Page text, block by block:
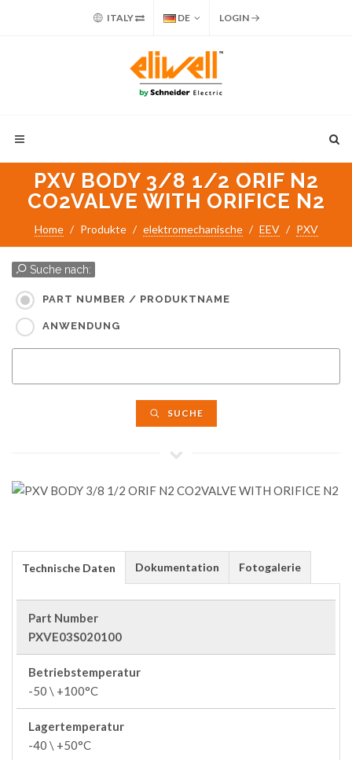
ITALY DE LOGIN
PXV BODY 3/8 1/2 ORIF N2
CO2VALVE WITH ORIFICE N2
Home Produkte elektromechanische EEV PXV
Suche nach:
PART NUMBER / PRODUKTNAME
ANWENDUNG
SUCHE
Technische Daten Dokumentation Fotogalerie
Part Number
PXVE03S020100
Betriebstemperatur
-50 \ +100°C
Lagertemperatur
-40 \ +50°C